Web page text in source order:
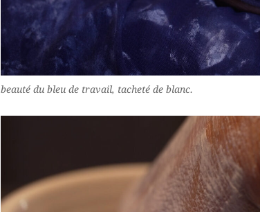
beauté du bleu de travail, tacheté de blanc.